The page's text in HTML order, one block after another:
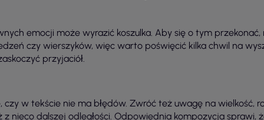
emocji może wyrazić koszulka. Aby się o tym przekonać,
czy wierszyków, więc warto poświęcić kilka chwil na
przyjaciół.
czy w tekście nie ma błędów. Zwróć też uwagę na wielkość,
nieco dalszej odległości. Odpowiednia kompozycja sprawi,